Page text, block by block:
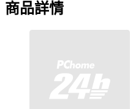
商品詳情